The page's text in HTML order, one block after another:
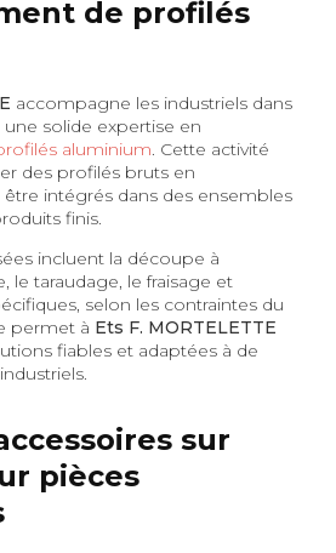
de profilés
accompagne les industriels dans
solide expertise en
aluminium. Cette activité
des profilés bruts en
intégrés dans des ensembles
finis.
incluent la découpe à
le taraudage, le fraisage et
selon les contraintes du
permet à Ets F. MORTELETTE
fiables et adaptées à de
sur
pièces